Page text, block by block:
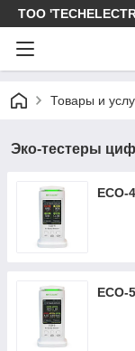
ТОО
Товары и
Эко-тестеры
ECO-
ECO-